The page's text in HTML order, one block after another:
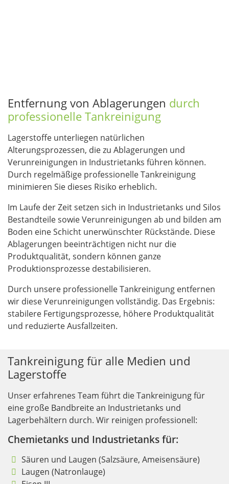
Entfernung von Ablagerungen durch
professionelle Tankreinigung
Lagerstoffe unterliegen natürlichen
Alterungsprozessen, die zu Ablagerungen und
Verunreinigungen in Industrietanks führen können.
Durch regelmäßige professionelle Tankreinigung
minimieren Sie dieses Risiko erheblich.
Im Laufe der Zeit setzen sich in Industrietanks und Silos
Bestandteile sowie Verunreinigungen ab und bilden am
Boden eine Schicht unerwünschter Rückstände. Diese
Ablagerungen beeinträchtigen nicht nur die
Produktqualität, sondern können ganze
Produktionsprozesse destabilisieren.
Durch unsere professionelle Tankreinigung entfernen
wir diese Verunreinigungen vollständig. Das Ergebnis:
stabilere Fertigungsprozesse, höhere Produktqualität
und reduzierte Ausfallzeiten.
Tankreinigung für alle Medien und
Lagerstoffe
Unser erfahrenes Team führt die Tankreinigung für
eine große Bandbreite an Industrietanks und
Lagerbehältern durch. Wir reinigen professionell:
Chemietanks und Industrietanks für:
Säuren und Laugen (Salzsäure, Ameisensäure)
Laugen (Natronlauge)